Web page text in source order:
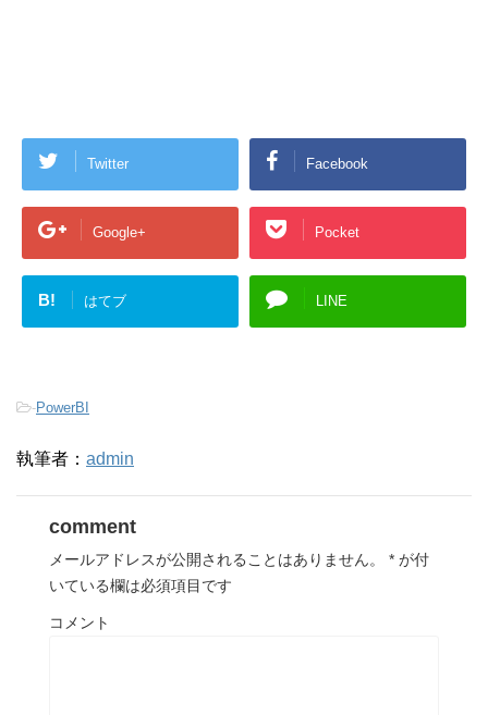
Twitter Facebook
Google+ Pocket
B! はてブ LINE
-PowerBI
執筆者： admin
comment
メールアドレスが公開されることはありません。 * が付
いている欄は必須項目です
コメント